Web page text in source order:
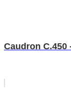
Caudron C.450